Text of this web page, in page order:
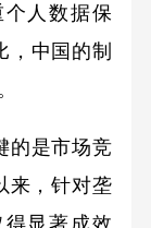
人数据保
中国的制
是市场竞
来，针对垄
显著成效